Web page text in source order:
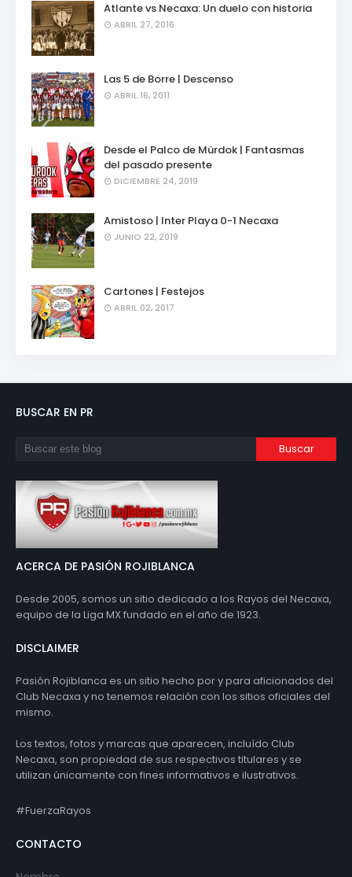
Atlante vs Necaxa: Un duelo con historia
ABRIL 27, 2016
Las 5 de Borre | Descenso
ABRIL 16, 2011
Desde el Palco de Mürdok | Fantasmas
del pasado presente
DICIEMBRE 24, 2019
Amistoso | Inter Playa 0-1 Necaxa
JUNIO 22, 2019
Cartones | Festejos
ABRIL 02, 2017
BUSCAR EN PR
ACERCA DE PASIÓN ROJIBLANCA
Desde 2005, somos un sitio dedicado a los Rayos del Necaxa,
equipo de la Liga MX fundado en el año de 1923.
DISCLAIMER
Pasión Rojiblanca es un sitio hecho por y para aficionados del
Club Necaxa y no tenemos relación con los sitios oficiales del
mismo.
Los textos, fotos y marcas que aparecen, incluído Club
Necaxa, son propiedad de sus respectivos titulares y se
utilizan únicamente con fines informativos e ilustrativos.
#FuerzaRayos
CONTACTO